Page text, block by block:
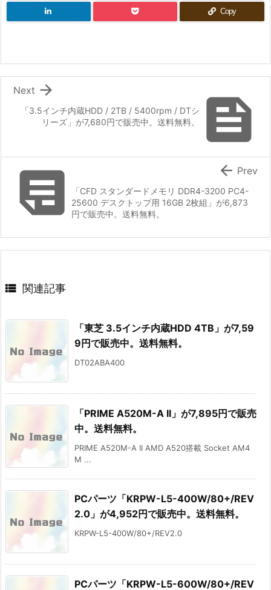
Copy

「3.5インチ内蔵HDD / 2TB / 5400rpm / DTシ
リーズ」が7,680円で販売中。送料無料。

Next
 「CFD スタンダードメモリ DDR4-3200 PC4-
25600 デスクトップ用 16GB 2枚組」が6,873
円で販売中。送料無料。
 Prev
 関連記事
「東芝 3.5インチ内蔵HDD 4TB」が7,59
9円で販売中。送料無料。
DT02ABA400
「PRIME A520M-A II」が7,895円で販売
中。送料無料。
PRIME A520M-A II AMD A520搭載 Socket AM4
M ...
PCパーツ「KRPW-L5-400W/80+/REV
2.0」が4,952円で販売中。送料無料。
KRPW-L5-400W/80+/REV2.0
PCパーツ「KRPW-L5-600W/80+/REV